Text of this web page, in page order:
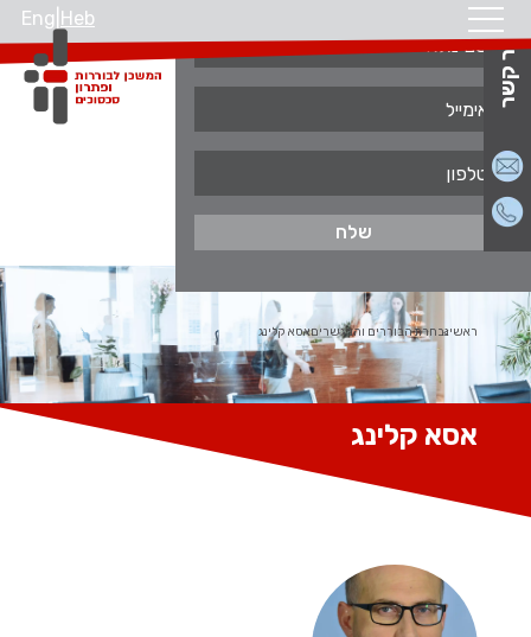
Heb
Eng
צור קשר
ראשינבחרת הבוררים והמגשריםאסא קלינג
אסא קלינג